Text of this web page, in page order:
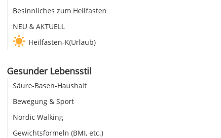
Besinnliches zum Heilfasten
NEU & AKTUELL
Heilfasten-K(Urlaub)
Gesunder Lebensstil
Säure-Basen-Haushalt
Bewegung & Sport
Nordic Walking
Gewichtsformeln (BMI, etc.)